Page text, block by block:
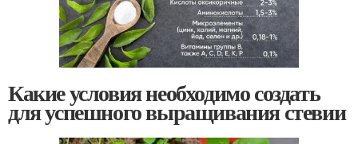
Какие условия необходимо создать
для успешного выращивания стевии